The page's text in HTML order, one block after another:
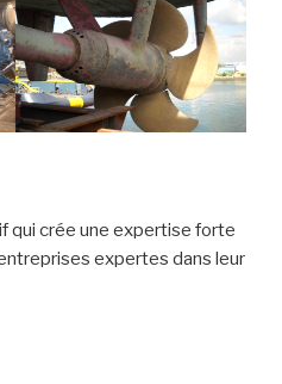
qui crée une expertise forte
expertes dans leur